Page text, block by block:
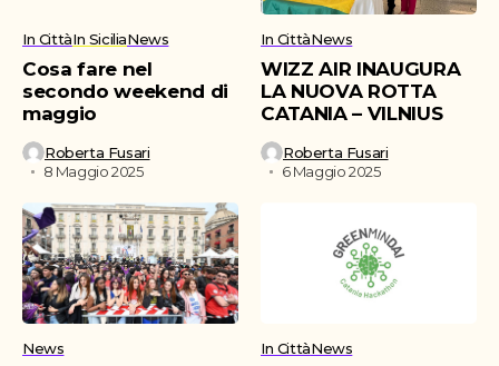
In CittàIn SiciliaNews
Cosa fare nel
secondo weekend di
maggio
Roberta Fusari
8 Maggio 2025
In CittàNews
WIZZ AIR INAUGURA
LA NUOVA ROTTA
CATANIA – VILNIUS
Roberta Fusari
6 Maggio 2025
News In CittàNews